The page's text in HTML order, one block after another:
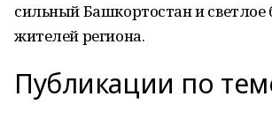
сильный Башкортостан и
жителей региона.
Публикации по